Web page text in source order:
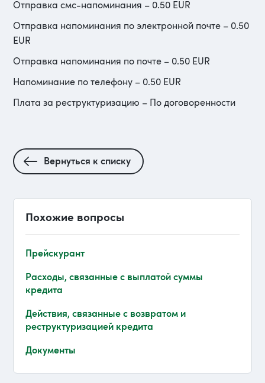
Отправка смс-напоминания – 0.50 EUR
Отправка напоминания по электронной почте – 0.50
EUR
Отправка напоминания по почте – 0.50 EUR
Напоминание по телефону – 0.50 EUR
Плата за реструктуризацию – По договоренности
Вернуться к списку
Похожие вопросы
Прейскурант
Расходы, связанные с выплатой суммы
кредитa
Действия, связанные с возвратом и
реструктуризацией кредита
Документы